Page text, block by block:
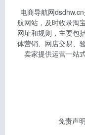
电商导航网
航网站，及时收录淘
网址和规则，主要包
体营销、网店交易、
卖家提供运营一站
免责声明